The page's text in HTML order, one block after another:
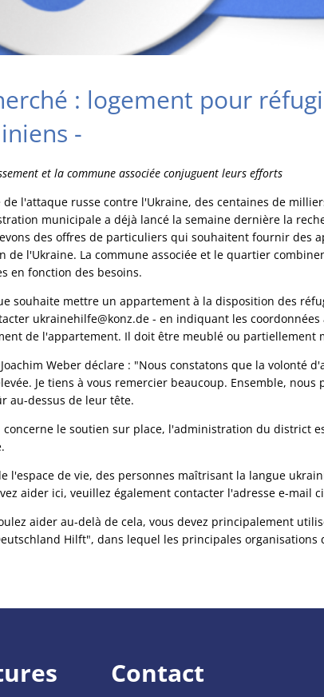
: logement pour
-
et la commune associée conjuguent leurs efforts
de l'attaque russe contre l'Ukraine, des centaines de
municipale a déjà lancé la semaine dernière la
des offres de particuliers qui souhaitent fournir des
de l'Ukraine. La commune associée et le quartier
en fonction des besoins.
souhaite mettre un appartement à la disposition des
ukrainehilfe@konz.de - en indiquant les
de l'appartement. Il doit être meublé ou partiellement
Weber déclare : "Nous constatons que la volonté
Je tiens à vous remercier beaucoup. Ensemble,
au-dessus de leur tête.
concerne le soutien sur place, l'administration du district
l'espace de vie, des personnes maîtrisant la langue
aider ici, veuillez également contacter l'adresse e-mail
aider au-delà de cela, vous devez principalement
Hilft", dans lequel les principales organisations
Contact